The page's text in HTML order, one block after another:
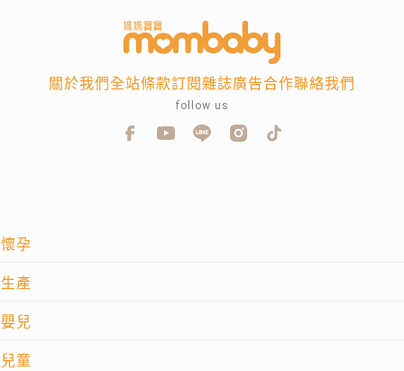
懷孕
生產
嬰兒
兒童
關於我們全站條款訂閱雜誌廣告合作聯絡我們
follow us